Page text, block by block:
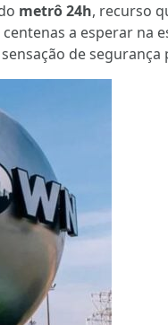
metrô 24h, recurso
a esperar
de segurança